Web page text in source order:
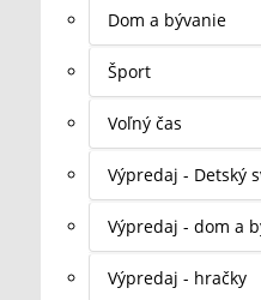
Dom a bývanie
Šport
Voľný čas
Výpredaj - Detský
Výpredaj - dom a
Výpredaj - hračky